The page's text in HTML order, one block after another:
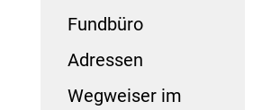
Fundbüro
Adressen
Wegweiser im